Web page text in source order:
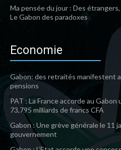
Ma pensée du jour : Des
Le Gabon des paradoxes
Economie
Gabon: des retraités manifestent
pensions
PAT : La France accorde au
73,795 milliards de francs CFA
Gabon : Une grève générale le 11
gouvernement